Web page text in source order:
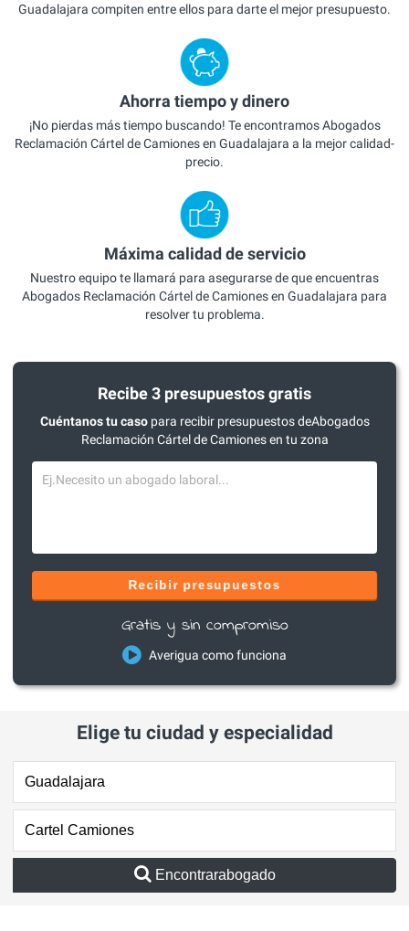
Guadalajara compiten entre ellos para darte el mejor presupuesto.
Ahorra tiempo y dinero
¡No pierdas más tiempo buscando! Te encontramos Abogados
Reclamación Cártel de Camiones en Guadalajara a la mejor calidad-
precio.
Máxima calidad de servicio
Nuestro equipo te llamará para asegurarse de que encuentras
Abogados Reclamación Cártel de Camiones en Guadalajara para
resolver tu problema.
Recibe 3 presupuestos gratis
Cuéntanos tu casopara recibir presupuestos deAbogados
Reclamación Cártel de Camiones en tu zona
Recibir presupuestos
Gratis y sin compromiso
Averigua como funciona
Elige tu ciudad y especialidad
Encontrarabogado